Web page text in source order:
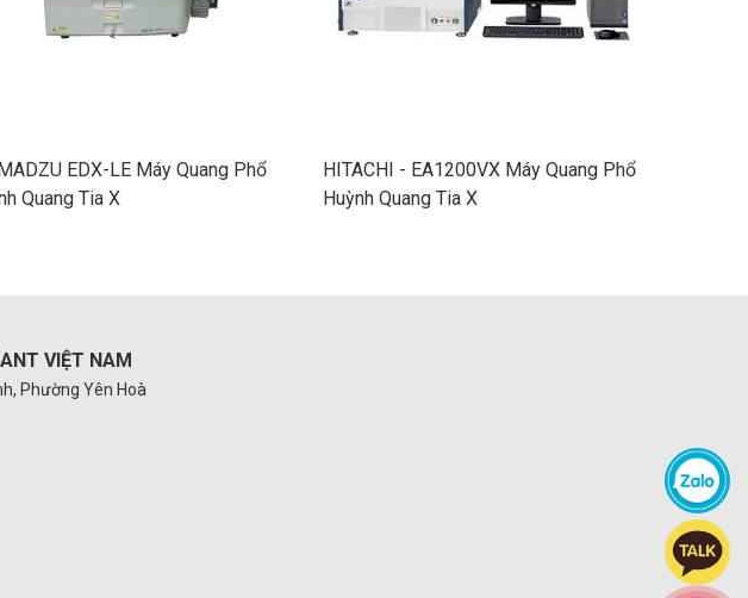
EDX-LE Máy Quang Phổ
Quang Tia X
HITACHI - EA1200VX Máy Quang Phổ
Huỳnh Quang Tia X
VIỆT NAM
Phường Yên Hoà